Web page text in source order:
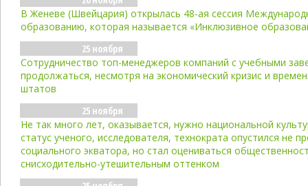
В Женеве (Швейцария) открылась 48-ая сессия
образованию, которая называется «Инклюзивное
25 ноября
Сотрудничество топ-менеджеров компаний с учебными
продолжаться, несмотря на экономический кризис и
штатов
25 ноября
Не так много лет, оказывается, нужно национальной
статус ученого, исследователя, технократа опустился не
социального экватора, но стал оцениваться
снисходительно-утешительным оттенком